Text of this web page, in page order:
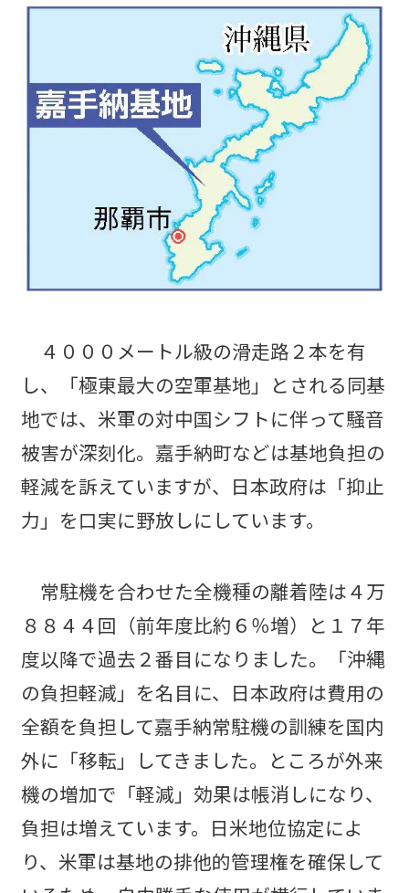
４０００メートル級の滑走路２本を有
し、「極東最大の空軍基地」とされる同基
地では、米軍の対中国シフトに伴って騒音
被害が深刻化。嘉手納町などは基地負担の
軽減を訴えていますが、日本政府は「抑止
力」を口実に野放しにしています。
常駐機を合わせた全機種の離着陸は４万
８８４４回（前年度比約６％増）と１７年
度以降で過去２番目になりました。「沖縄
の負担軽減」を名目に、日本政府は費用の
全額を負担して嘉手納常駐機の訓練を国内
外に「移転」してきました。ところが外来
機の増加で「軽減」効果は帳消しになり、
負担は増えています。日米地位協定によ
り、米軍は基地の排他的管理権を確保して